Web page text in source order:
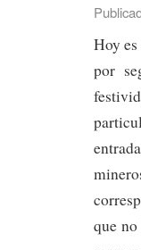
Hoy es
por
que